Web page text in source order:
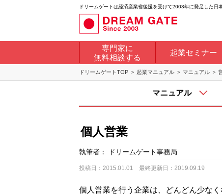
ドリームゲートは経済産業省後援を受けて2003年に発足した日
専門家に
無料相談する
起業セミナー
ドリームゲートTOP 起業マニュアル マニュアル
マニュアル
個人営業
執筆者： ドリームゲート事務局
投稿日：2015.01.01 最終更新日：2019.09.19
個人営業を行う企業は、どんどん少なく